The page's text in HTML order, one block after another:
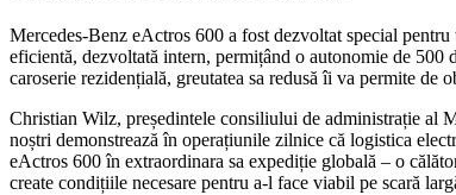
Mercedes-Benz eActros 600 a fost dezvoltat special
eficientă, dezvoltată intern, permițând o autonomie de
caroserie rezidențială, greutatea sa redusă îi va permite de
Christian Wilz, președintele consiliului de administrație al
noștri demonstrează în operațiunile zilnice că logistica
eActros 600 în extraordinara sa expediție globală – o
create condițiile necesare pentru a-l face viabil pe scară